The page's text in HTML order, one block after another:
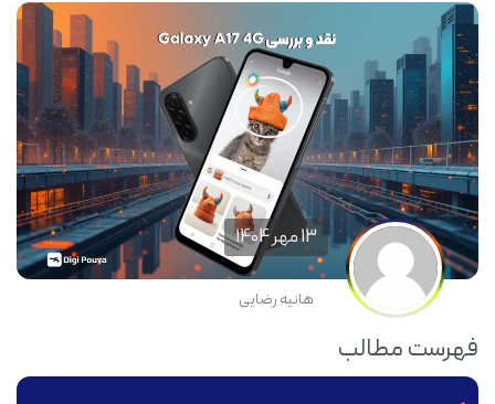
13 مهر 1404
هانیه رضایی
فهرست مطالب